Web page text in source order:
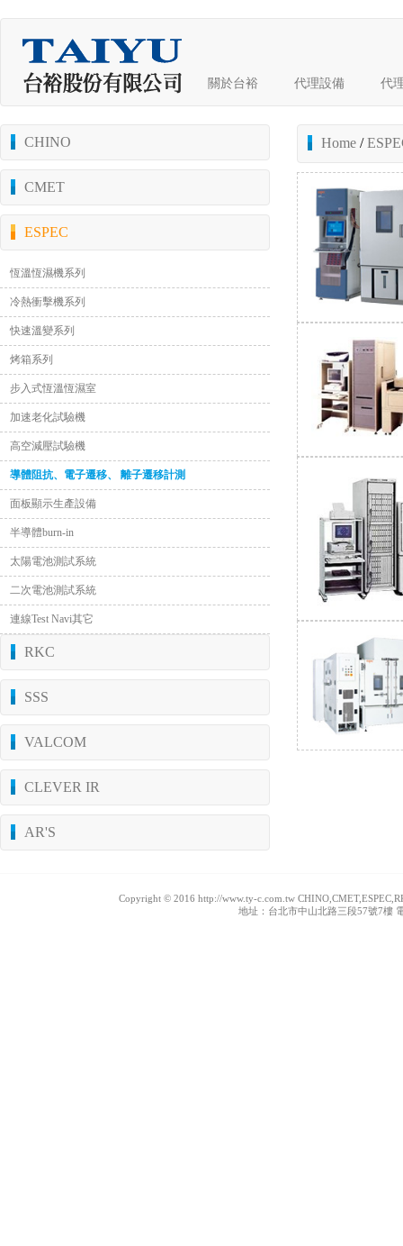
關於台裕 代理設備 代
CHINO
CMET
ESPEC
恆溫恆濕機系列
冷熱衝擊機系列
快速溫變系列
烤箱系列
步入式恆溫恆濕室
加速老化試驗機
高空減壓試驗機
導體阻抗、電子遷移、 離子遷移計測
面板顯示生產設備
半導體burn-in
太陽電池測試系統
二次電池測試系統
連線Test Navi其它
RKC
SSS
VALCOM
CLEVER IR
AR'S
Home /
Copyright © 2016 http://www.ty-c.com.tw
地址：台北市中山北路三段57號7樓